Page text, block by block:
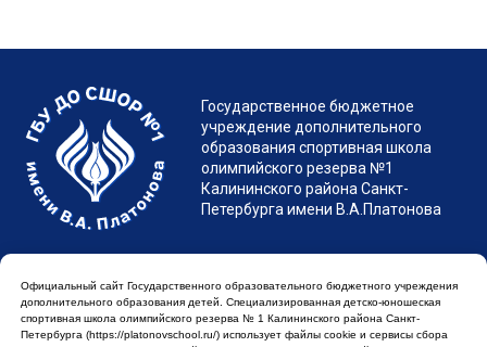
Официальный сайт Государственного образовательного бюджетного учреждения
дополнительного образования детей. Cпециализированная детско-юношеская
спортивная школа олимпийского резерва № 1 Калининского района Санкт-
Петербурга (https://platonovschool.ru/) использует файлы cookie и сервисы сбора